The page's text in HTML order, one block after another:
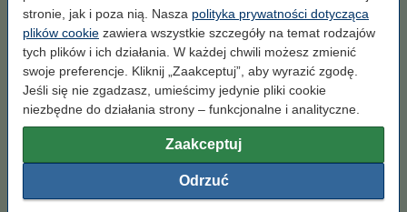
stronie, jak i poza nią. Nasza polityka prywatności dotycząca
plików cookie zawiera wszystkie szczegóły na temat rodzajów
tych plików i ich działania. W każdej chwili możesz zmienić
swoje preferencje. Kliknij „Zaakceptuj”, aby wyrazić zgodę.
Jeśli się nie zgadzasz, umieścimy jedynie pliki cookie
niezbędne do działania strony – funkcjonalne i analityczne.
Zaakceptuj
Odrzuć
Papier ksero A4 80 g/m2 (2500 szt.), 123drukuj
(5 ryz)
110,00 zł
Papier ksero A4 80 g/m2 (500 szt.), 123drukuj
23,00 zł
Zamów bęben
drum